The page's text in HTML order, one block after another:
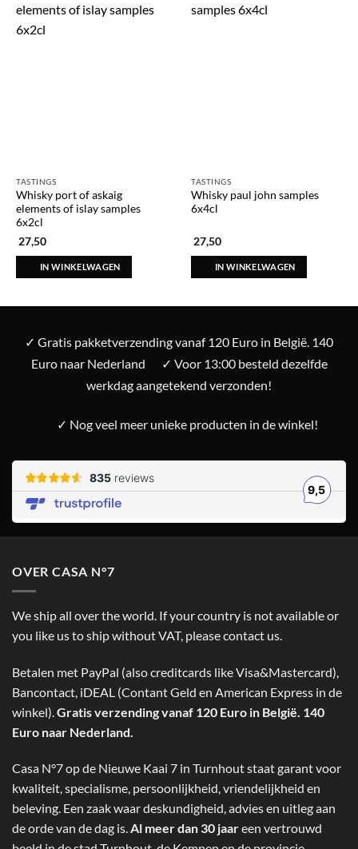
TASTINGS
Whisky port of askaig
elements of islay samples
6x2cl
27,50
IN WINKELWAGEN
TASTINGS
Whisky paul john samples
6x4cl
27,50
IN WINKELWAGEN
✓ Gratis pakketverzending vanaf 120 Euro in België. 140
Euro naar Nederland
✓ Voor 13:00 besteld dezelfde
werkdag aangetekend verzonden!
✓ Nog veel meer unieke producten in de winkel!
OVER CASA N°7
We ship all over the world. If your country is not available or
you like us to ship without VAT, please contact us.
Betalen met PayPal (also creditcards like Visa&Mastercard),
Bancontact, iDEAL (Contant Geld en American Express in de
winkel). Gratis verzending vanaf 120 Euro in België. 140
Euro naar Nederland.
Casa N°7 op de Nieuwe Kaai 7 in Turnhout staat garant voor
kwaliteit, specialisme, persoonlijkheid, vriendelijkheid en
beleving. Een zaak waar deskundigheid, advies en uitleg aan
de orde van de dag is.Al meer dan 30 jaareen vertrouwd